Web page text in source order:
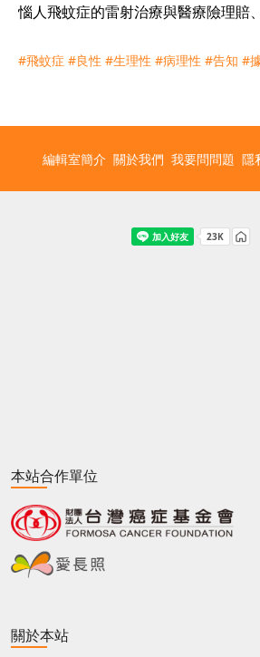
惱人飛蚊症的雷射治療與醫療險理賠
#飛蚊症 #良性 #生理性 #病理性 #告知 #
編輯室簡介 關於我們 我要問問題 隱
本站合作單位
關於本站